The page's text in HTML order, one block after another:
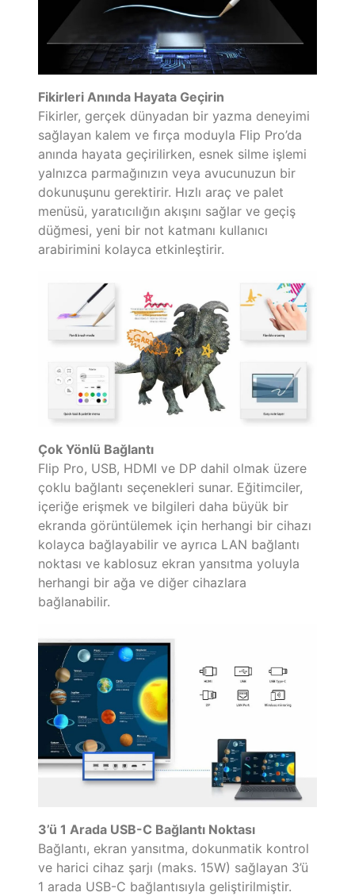
Fikirleri Anında Hayata Geçirin
Fikirler, gerçek dünyadan bir yazma deneyimi
sağlayan kalem ve fırça moduyla Flip Pro’da
anında hayata geçirilirken, esnek silme işlemi
yalnızca parmağınızın veya avucunuzun bir
dokunuşunu gerektirir. Hızlı araç ve palet
menüsü, yaratıcılığın akışını sağlar ve geçiş
düğmesi, yeni bir not katmanı kullanıcı
arabirimini kolayca etkinleştirir.
Çok Yönlü Bağlantı
Flip Pro, USB, HDMI ve DP dahil olmak üzere
çoklu bağlantı seçenekleri sunar. Eğitimciler,
içeriğe erişmek ve bilgileri daha büyük bir
ekranda görüntülemek için herhangi bir cihazı
kolayca bağlayabilir ve ayrıca LAN bağlantı
noktası ve kablosuz ekran yansıtma yoluyla
herhangi bir ağa ve diğer cihazlara
bağlanabilir.
3’ü 1 Arada USB-C Bağlantı Noktası
Bağlantı, ekran yansıtma, dokunmatik kontrol
ve harici cihaz şarjı (maks. 15W) sağlayan 3’ü
1 arada USB-C bağlantısıyla geliştirilmiştir.